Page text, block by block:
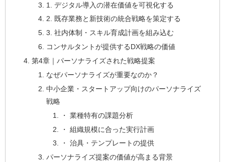
1. デジタル導入の潜在価値を可視化する
2. 既存業務と新技術の統合戦略を策定する
3. 社内体制・スキル育成計画を組み込む
コンサルタントが提供するDX戦略の価値
第4章｜パーソナライズされた戦略提案
なぜパーソナライズが重要なのか？
中小企業・スタートアップ向けのパーソナライズ
戦略
・ 業種特有の課題分析
・ 組織規模に合った実行計画
・ 治具・テンプレートの提供
パーソナライズ提案の価値が高まる背景